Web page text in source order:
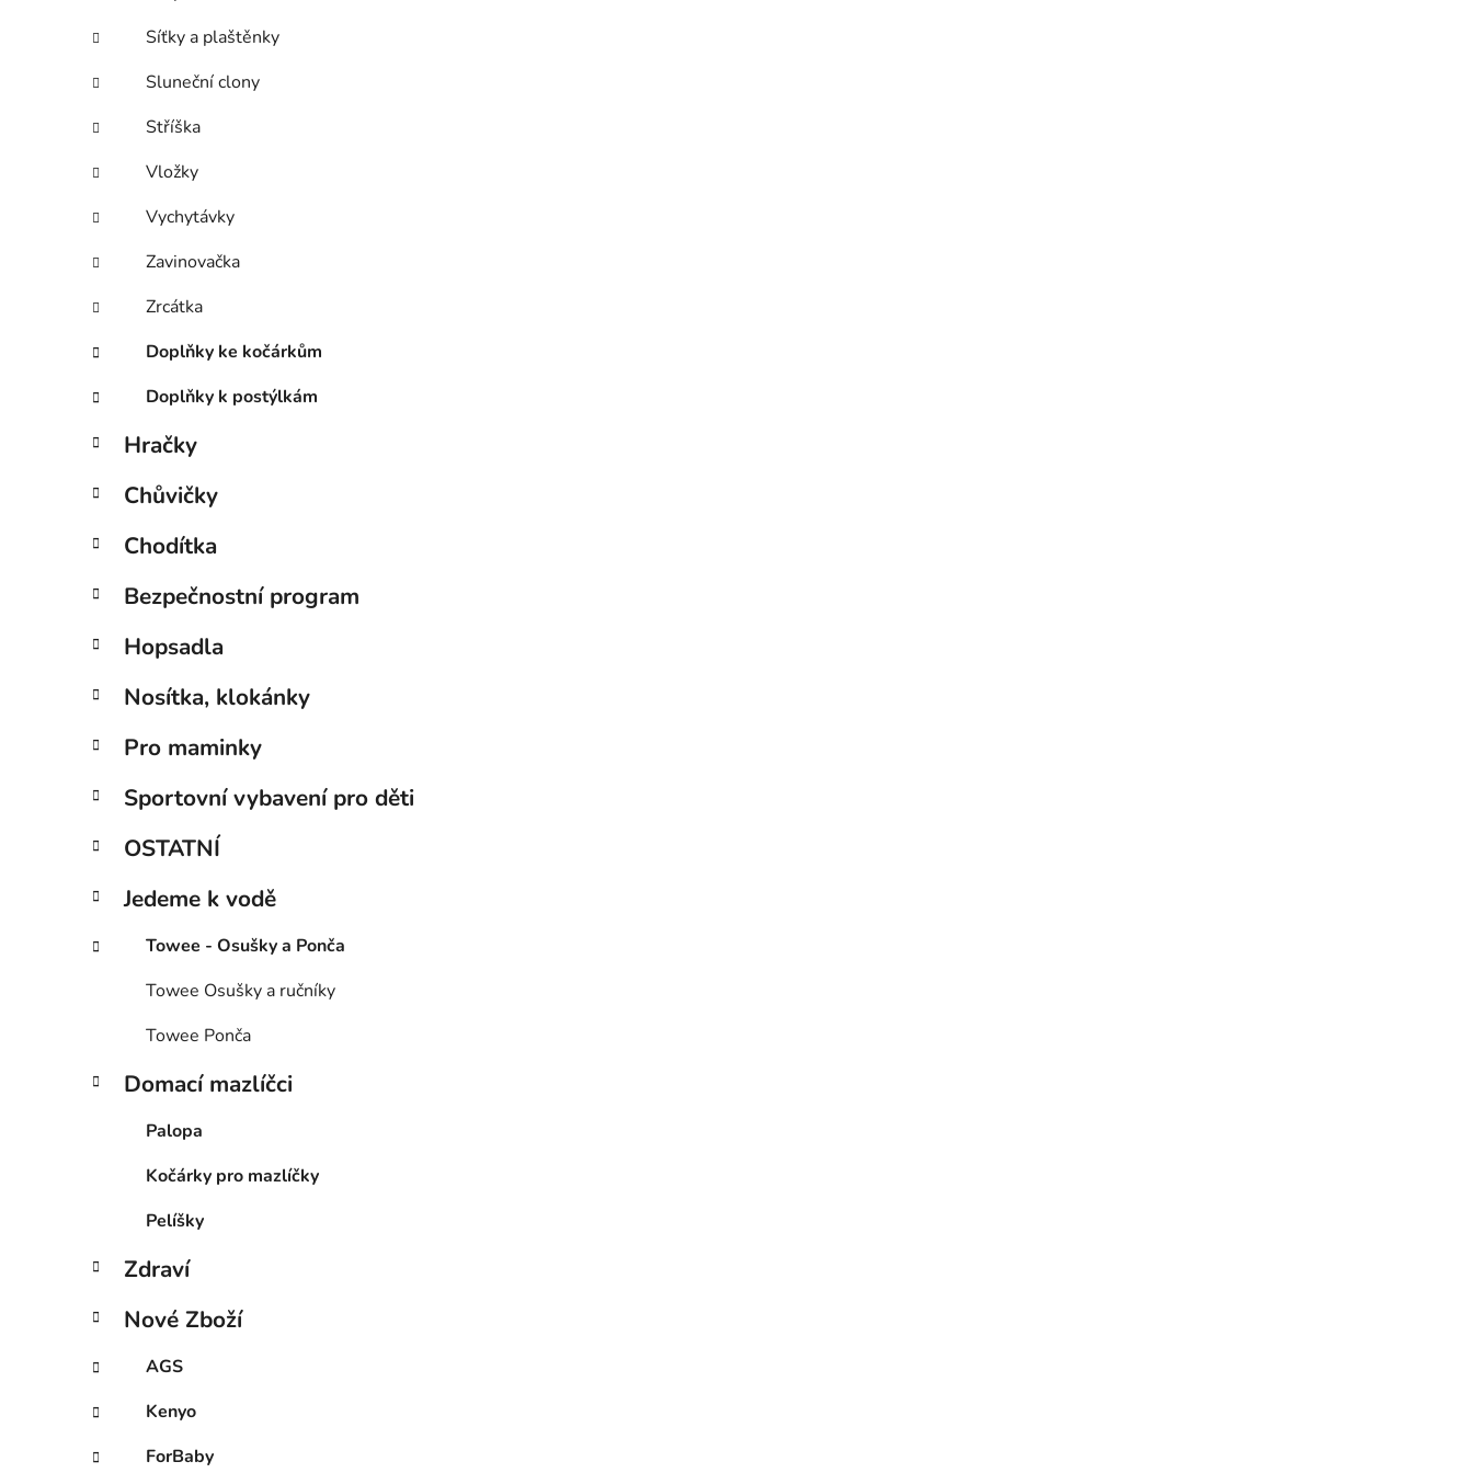
Síťky a plaštěnky
Sluneční clony
Stříška
Vložky
Vychytávky
Zavinovačka
Zrcátka
Doplňky ke kočárkům
Doplňky k postýlkám
Hračky
Chůvičky
Chodítka
Bezpečnostní program
Hopsadla
Nosítka, klokánky
Pro maminky
Sportovní vybavení pro děti
OSTATNÍ
Jedeme k vodě
Towee - Osušky a Ponča
Towee Osušky a ručníky
Towee Ponča
Domací mazlíčci
Palopa
Kočárky pro mazlíčky
Pelíšky
Zdraví
Nové Zboží
AGS
Kenyo
ForBaby